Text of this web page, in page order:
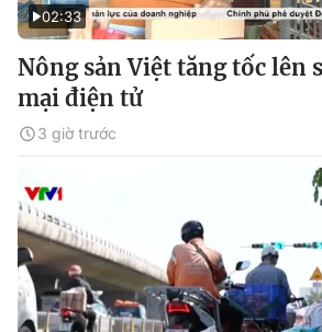
02:33
Nông sản Việt tăng tốc lên
mại điện tử
3 giờ trước